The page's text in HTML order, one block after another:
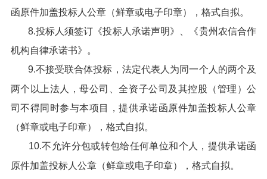
函原件加盖投标人公章（鲜章或电子印章），格式自拟。
8.投标人须签订《投标人承诺声明》、《贵州农信合作
机构自律承诺书》。
9.不接受联合体投标，法定代表人为同一个人的两个及
两个以上法人，母公司、全资子公司及其控股（管理）公
司不得同时参与本项目，提供承诺函原件加盖投标人公章
（鲜章或电子印章），格式自拟。
10.不允许分包或转包给任何单位和个人，提供承诺函
原件加盖投标人公章（鲜章或电子印章），格式自拟。